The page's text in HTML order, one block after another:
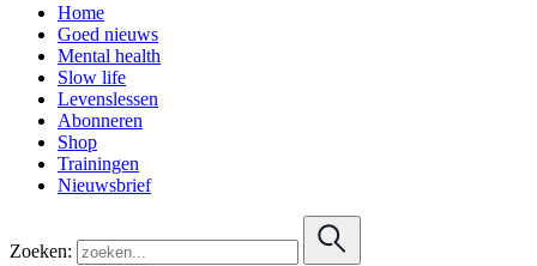
Home
Goed nieuws
Mental health
Slow life
Levenslessen
Abonneren
Shop
Trainingen
Nieuwsbrief
Zoeken: